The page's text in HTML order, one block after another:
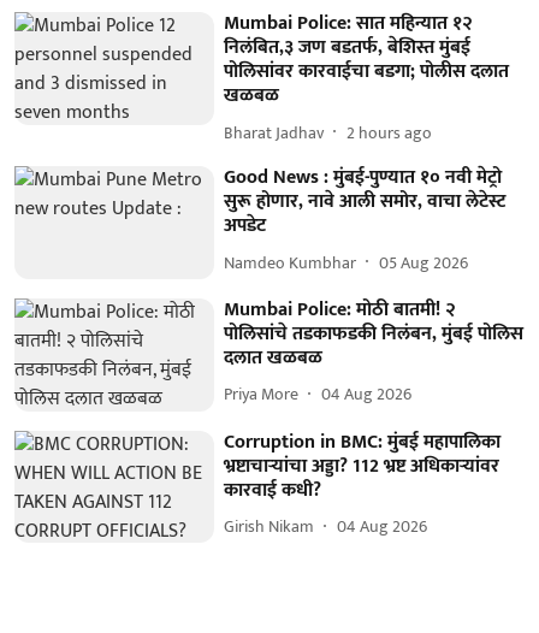
Mumbai Police: सात महिन्यात १२
निलंबित,३ जण बडतर्फ, बेशिस्त मुंबई
पोलिसांवर कारवाईचा बडगा; पोलीस दलात
खळबळ
Bharat Jadhav 2 hours ago
Good News : मुंबई-पुण्यात १० नवी मेट्रो
सुरू होणार, नावे आली समोर, वाचा लेटेस्ट
अपडेट
Namdeo Kumbhar 05 Aug 2026
Mumbai Police: मोठी बातमी! २
पोलिसांचे तडकाफडकी निलंबन, मुंबई पोलिस
दलात खळबळ
Priya More 04 Aug 2026
Corruption in BMC: मुंबई महापालिका
भ्रष्टाचाऱ्यांचा अड्डा? 112 भ्रष्ट अधिकाऱ्यांवर
कारवाई कधी?
Girish Nikam 04 Aug 2026